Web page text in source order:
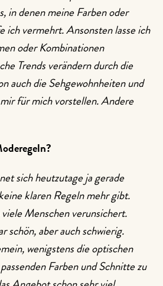
in denen meine Farben oder
ich vermehrt. Ansonsten lasse ich
oder Kombinationen
Trends verändern durch die
auch die Sehgewohnheiten und
für mich vorstellen. Andere
sich heutzutage ja gerade
klaren Regeln mehr gibt.
viele Menschen verunsichert.
schön, aber auch schwierig.
wenigstens die optischen
Farben und Schnitte zu